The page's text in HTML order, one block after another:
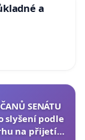
a
SENÁTU
slyšení podle
na přijetí